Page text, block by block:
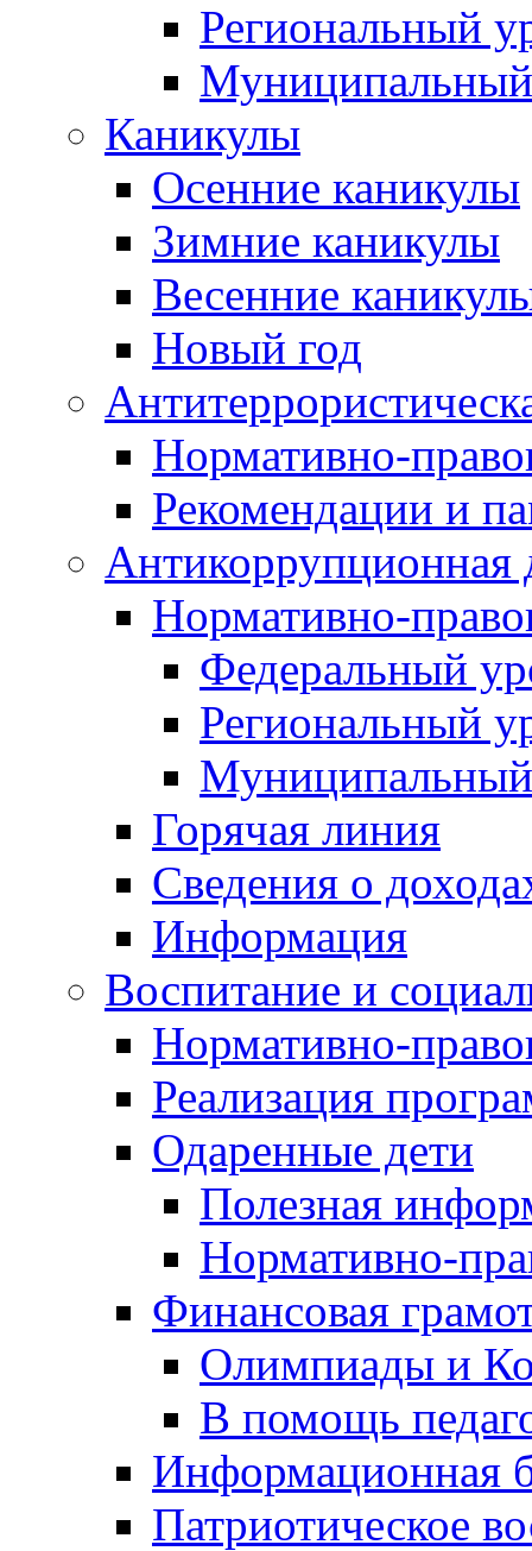
Региональный
Каникулы
Осенние каникулы
Зимние каникулы
Весенние
Новый год
Нормативно-
Рекомендации и
Антикоррупционная
Нормативно-
Федеральный
Региональный
Горячая линия
Сведения о
Информация
Воспитание и
Нормативно-
Реализация
Одаренные дети
Полезная
Нормативно-
Финансовая
Олимпиады и
В помощь
Информационная
Патриотическое